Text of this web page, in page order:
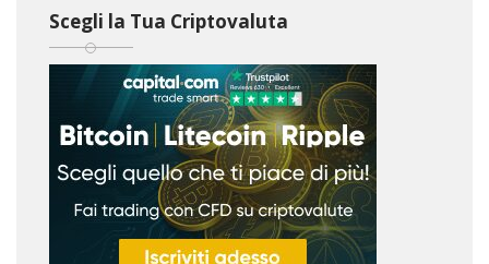
Scegli la Tua Criptovaluta